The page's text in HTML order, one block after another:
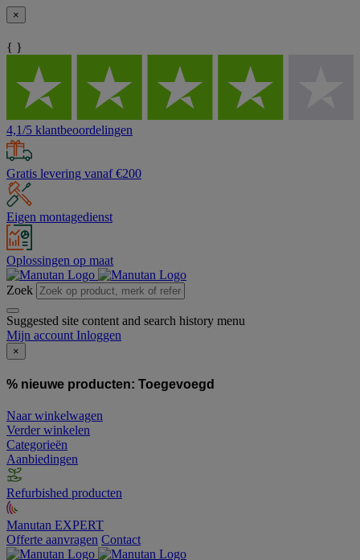
×
{ }
4,1/5 klantbeoordelingen
Gratis levering vanaf €200
Eigen montagedienst
Oplossingen op maat
Zoek
Suggested site content and search history menu
Mijn account Inloggen
×
% nieuwe producten: Toegevoegd
Naar winkelwagen
Verder winkelen
Categorieën
Aanbiedingen
Refurbished producten
Manutan EXPERT
Offerte aanvragen Contact